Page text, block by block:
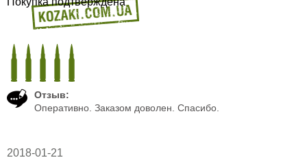
Отзыв:
Оперативно. Заказом доволен. Спасибо.
2018-01-21